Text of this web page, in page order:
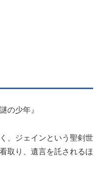
の少年』
、ジェインという聖剣世
取り、遺言を託されるほ